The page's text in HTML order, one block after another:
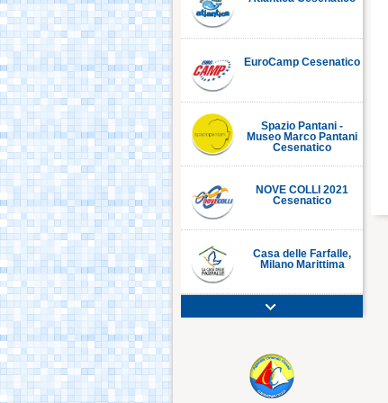
EuroCamp Cesenatico
Spazio Pantani -
Museo Marco Pantani
Cesenatico
NOVE COLLI 2021
Cesenatico
Casa delle Farfalle,
Milano Marittima
Adriatic Golf Club
Mirabilandia Ravenna